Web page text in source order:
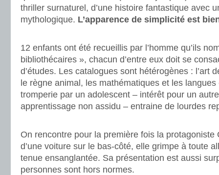
thriller surnaturel, d’une histoire fantastique avec
mythologique. L’apparence de simplicité est
12 enfants ont été recueillis par l’homme qu’ils
bibliothécaires », chacun d’entre eux doit se
d’études. Les catalogues sont hétérogènes : l’art
le règne animal, les mathématiques et les
tromperie par un adolescent – intérêt pour un
apprentissage non assidu – entraine de lourdes
On rencontre pour la première fois la protagoniste
d’une voiture sur le bas-côté, elle grimpe à toute
tenue ensanglantée. Sa présentation est aussi
personnes sont hors normes.